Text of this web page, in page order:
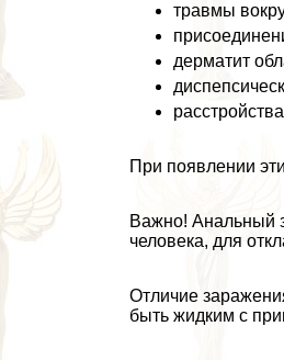
травмы
дерматит
При появлении
Важно! Анальный
человека, для
Отличие
быть жидким с